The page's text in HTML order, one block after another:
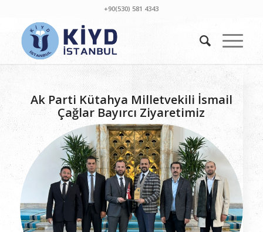
+90(530) 581 4343
Ak Parti Kütahya Milletvekili İsmail
Çağlar Bayırcı Ziyaretimiz